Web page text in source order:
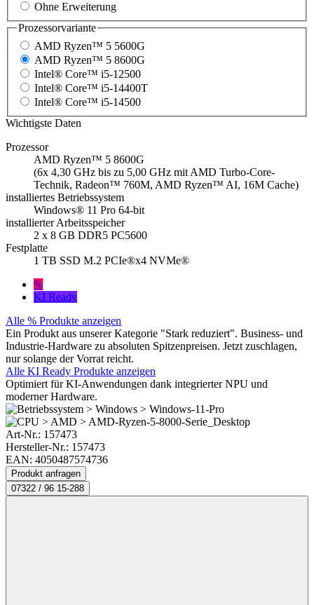
Ohne Erweiterung
Prozessorvariante
AMD Ryzen™ 5 5600G
AMD Ryzen™ 5 8600G
Intel® Core™ i5-12500
Intel® Core™ i5-14400T
Intel® Core™ i5-14500
Wichtigste Daten
Prozessor
AMD Ryzen™ 5 8600G
(6x 4,30 GHz bis zu 5,00 GHz mit AMD Turbo-Core-
Technik, Radeon™ 760M, AMD Ryzen™ AI, 16M Cache)
installiertes Betriebssystem
Windows® 11 Pro 64-bit
installierter Arbeitsspeicher
2 x 8 GB DDR5 PC5600
Festplatte
1 TB SSD M.2 PCIe®x4 NVMe®
%
KI Ready
Alle % Produkte anzeigen
Ein Produkt aus unserer Kategorie "Stark reduziert". Business- und
Industrie-Hardware zu absoluten Spitzenpreisen. Jetzt zuschlagen,
nur solange der Vorrat reicht.
Alle KI Ready Produkte anzeigen
Optimiert für KI-Anwendungen dank integrierter NPU und
moderner Hardware.
Art-Nr.: 157473
Hersteller-Nr.: 157473
EAN: 4050487574736
Produkt anfragen
07322 / 96 15-288